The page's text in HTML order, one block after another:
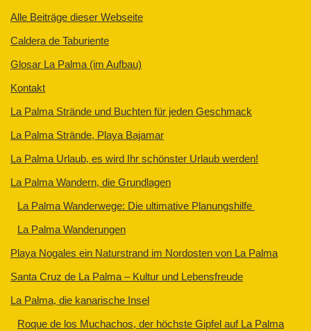
Alle Beiträge dieser Webseite
Caldera de Taburiente
Glosar La Palma (im Aufbau)
Kontakt
La Palma Strände und Buchten für jeden Geschmack
La Palma Strände, Playa Bajamar
La Palma Urlaub, es wird Ihr schönster Urlaub werden!
La Palma Wandern, die Grundlagen
La Palma Wanderwege: Die ultimative Planungshilfe
La Palma Wanderungen
Playa Nogales ein Naturstrand im Nordosten von La Palma
Santa Cruz de La Palma – Kultur und Lebensfreude
La Palma, die kanarische Insel
Roque de los Muchachos, der höchste Gipfel auf La Palma